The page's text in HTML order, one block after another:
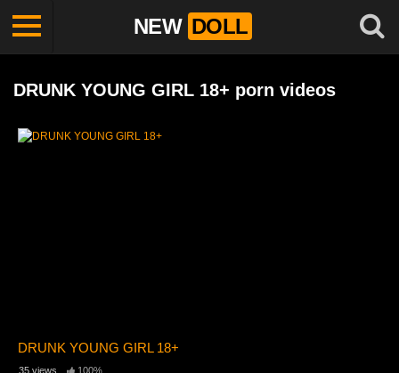
NEW DOLL
DRUNK YOUNG GIRL 18+ porn videos
DRUNK YOUNG GIRL 18+
35 views 100%